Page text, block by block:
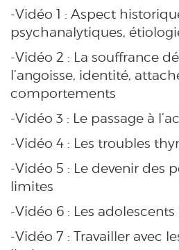
-Vidéo 1 : Aspect
psychanalytiques,
-Vidéo 2 : La souffrance
l’angoisse, identité,
comportements
-Vidéo 3 : Le passage à
-Vidéo 4 : Les troubles
-Vidéo 5 : Le devenir des
limites
-Vidéo 6 : Les adolescents
-Vidéo 7 : Travailler avec